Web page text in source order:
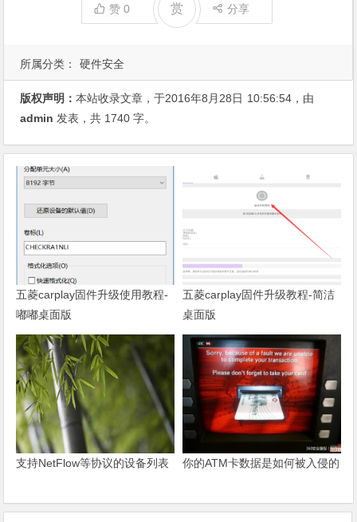
所属分类： 硬件安全
赞0 赏 分享
版权声明：本站收录文章，于2016年8月28日 10:56:54 ，由
admin 发表，共 1740 字。
五菱carplay固件升级使用教程-
嘟嘟桌面版
五菱carplay固件升级教程-简洁
桌面版
支持NetFlow等协议的设备列表 你的ATM卡数据是如何被入侵的